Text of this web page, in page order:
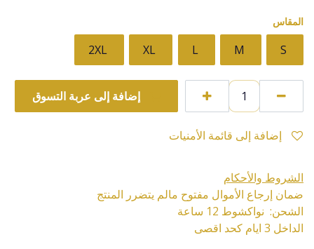
المقاس
S
M
L
XL
2XL
إضافة إلى عربة التسوق
الشروط والأحكام
ضمان إرجاع الأموال مفتوح مالم يتضرر المنتج
الشحن: نواكشوط 12 ساعة
الداخل 3 ايام كحد اقصى